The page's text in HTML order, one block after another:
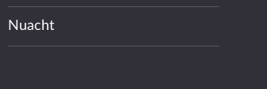
Nuacht